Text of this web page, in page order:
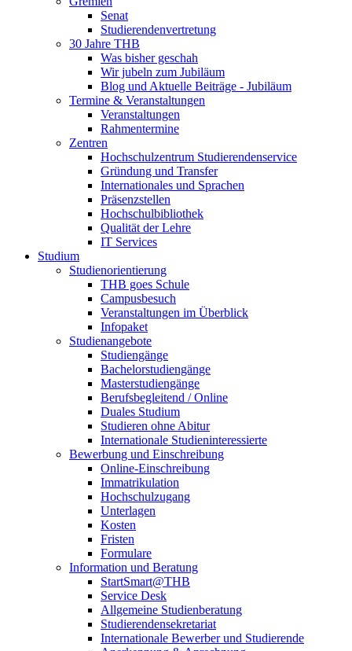
Senat
Studierendenvertretung
30 Jahre THB
Was bisher geschah
Wir jubeln zum Jubiläum
Blog und Aktuelle Beiträge - Jubiläum
Termine & Veranstaltungen
Veranstaltungen
Rahmentermine
Zentren
Hochschulzentrum Studierendenservice
Gründung und Transfer
Internationales und Sprachen
Präsenzstellen
Hochschulbibliothek
Qualität der Lehre
IT Services
Studium
Studienorientierung
THB goes Schule
Campusbesuch
Veranstaltungen im Überblick
Infopaket
Studienangebote
Studiengänge
Bachelorstudiengänge
Masterstudiengänge
Berufsbegleitend / Online
Duales Studium
Studieren ohne Abitur
Internationale Studieninteressierte
Bewerbung und Einschreibung
Online-Einschreibung
Immatrikulation
Hochschulzugang
Unterlagen
Kosten
Fristen
Formulare
Information und Beratung
StartSmart@THB
Service Desk
Allgemeine Studienberatung
Studierendensekretariat
Internationale Bewerber und Studierende